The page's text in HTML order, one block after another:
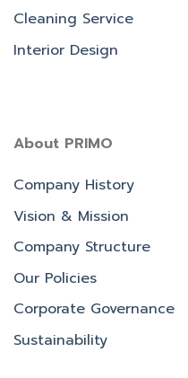
Cleaning Service
Interior Design
About PRIMO
Company History
Vision & Mission
Company Structure
Our Policies
Corporate Governance
Sustainability